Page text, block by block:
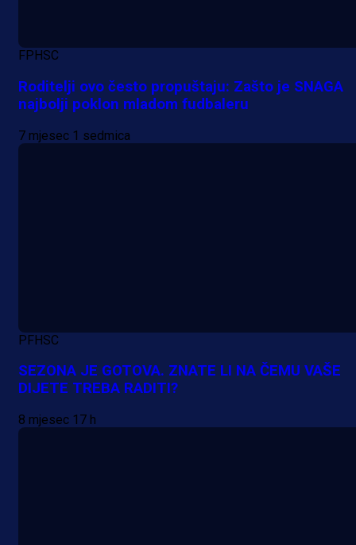
FPHSC
Roditelji ovo često propuštaju: Zašto je SNAGA
najbolji poklon mladom fudbaleru
7 mjesec 1 sedmica
PFHSC
SEZONA JE GOTOVA. ZNATE LI NA ČEMU VAŠE
DIJETE TREBA RADITI?
8 mjesec 17 h